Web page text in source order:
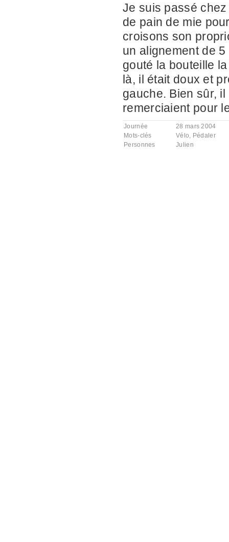
Je suis passé
de pain de mie
croisons son
un alignement de
gouté la bouteille
là, il était doux et
gauche. Bien sûr,
remerciaient pour
Journée
28 mars 2004
Mots-clés
Vélo, Pédaler
Personnes
Julien